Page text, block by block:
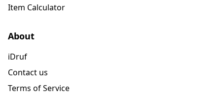
Item Calculator
About
iDruf
Contact us
Terms of Service